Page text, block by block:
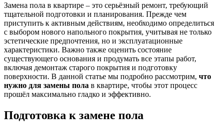
Замена пола в квартире – это серьёзный ремонт, требующий
тщательной подготовки и планирования. Прежде чем
приступить к активным действиям, необходимо определиться
с выбором нового напольного покрытия, учитывая не только
эстетические предпочтения, но и эксплуатационные
характеристики. Важно также оценить состояние
существующего основания и продумать все этапы работ,
включая демонтаж старого покрытия и подготовку
поверхности. В данной статье мы подробно рассмотрим, что
нужно для замены пола в квартире, чтобы этот процесс
прошёл максимально гладко и эффективно.
Подготовка к замене пола